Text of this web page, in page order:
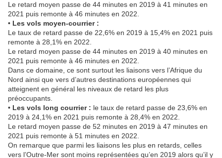
Le retard moyen passe de 44 minutes en 2019 à 41 minutes en
2021 puis remonte à 46 minutes en 2022.
• Les vols moyen-courrier :
Le taux de retard passe de 22,6% en 2019 à 15,4% en 2021 puis
remonte à 28,1% en 2022.
Le retard moyen passe de 44 minutes en 2019 à 40 minutes en
2021 puis remonte à 46 minutes en 2022.
Dans ce domaine, ce sont surtout les liaisons vers l’Afrique du
Nord ainsi que vers d’autres destinations européennes qui
atteignent en général les niveaux de retard les plus
préoccupants.
• Les vols long courrier : le taux de retard passe de 23,6% en
2019 à 24,1% en 2021 puis remonte à 28,4% en 2022.
Le retard moyen passe de 52 minutes en 2019 à 47 minutes en
2021 puis remonte à 51 minutes en 2022.
On remarque que parmi les liaisons les plus en retards, celles
vers l’Outre-Mer sont moins représentées qu’en 2019 alors qu’il y